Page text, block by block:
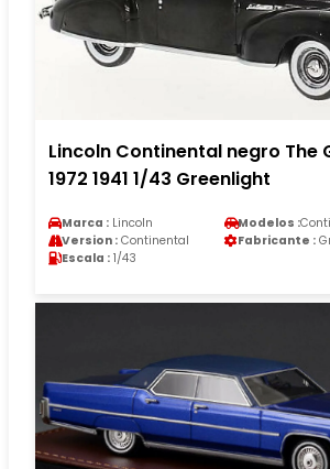
Lincoln Continental negro The
1972 1941 1/43 Greenlight
Marca : Lincoln Modelos :
Version : Continental Fabricante :
Escala : 1/43